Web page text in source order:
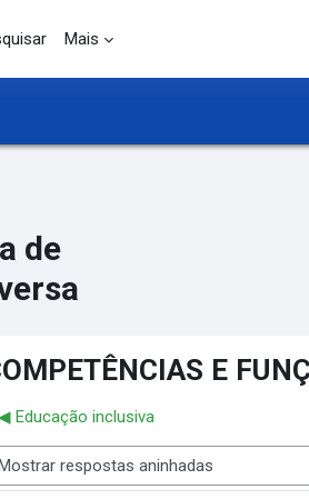
Mais
de
E
Educação inclusiva
de visualização